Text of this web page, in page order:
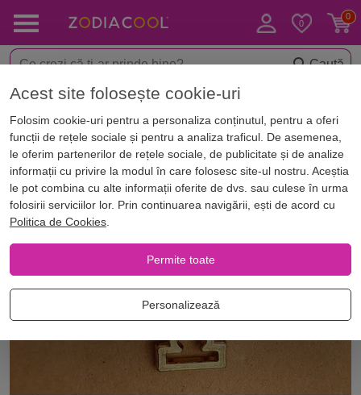
Caută
< Bijuterii norocoase Bratari norocoase in functie de zodie
Acest site folosește cookie-uri
Folosim cookie-uri pentru a personaliza conținutul, pentru a oferi
funcții de rețele sociale și pentru a analiza traficul. De asemenea,
le oferim partenerilor de rețele sociale, de publicitate și de analize
informații cu privire la modul în care folosesc site-ul nostru. Aceștia
le pot combina cu alte informații oferite de dvs. sau culese în urma
folosirii serviciilor lor. Prin continuarea navigării, ești de acord cu
Politica de Cookies.
Permite toate
Personalizează